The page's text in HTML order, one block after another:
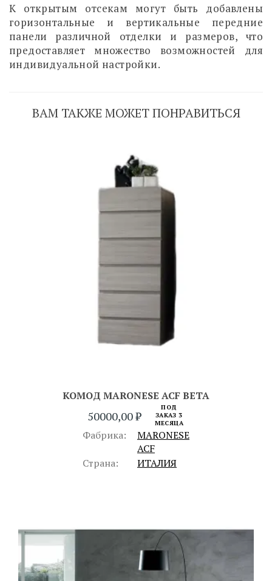
К открытым отсекам могут быть добавлены
горизонтальные и вертикальные передние
панели различной отделки и размеров, что
предоставляет множество возможностей для
индивидуальной настройки.
ВАМ ТАКЖЕ МОЖЕТ ПОНРАВИТЬСЯ
КОМОД MARONESE ACF BETA
50000,00₽
ПОД
ЗАКАЗ 3
МЕСЯЦА
Фабрика:
MARONESE
ACF
Страна:
ИТАЛИЯ